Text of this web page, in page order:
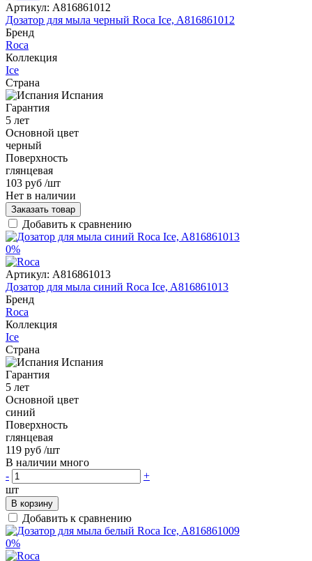
Артикул: A816861012
Дозатор для мыла черный Roca Ice, A816861012
Бренд
Roca
Коллекция
Ice
Страна
Испания
Гарантия
5 лет
Основной цвет
черный
Поверхность
глянцевая
103 руб /шт
Нет в наличии
Заказать товар
Добавить к сравнению
0%
Артикул: A816861013
Дозатор для мыла синий Roca Ice, A816861013
Бренд
Roca
Коллекция
Ice
Страна
Испания
Гарантия
5 лет
Основной цвет
синий
Поверхность
глянцевая
119 руб /шт
В наличии много
-
+
шт
В корзину
Добавить к сравнению
0%